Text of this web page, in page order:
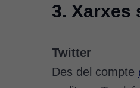
3. Xarxes
Twitter
Des del compte